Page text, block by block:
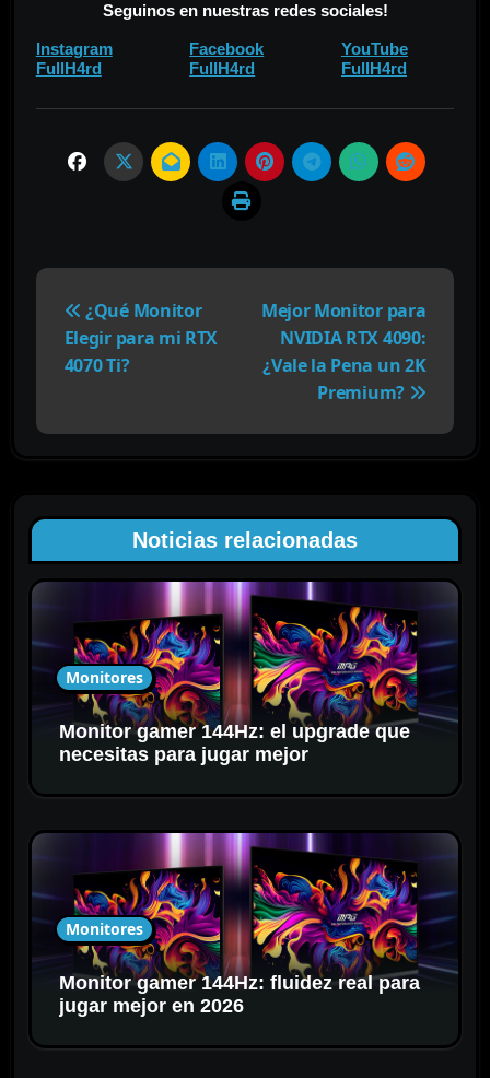
Seguinos en nuestras redes sociales!
Instagram
FullH4rd
Facebook
FullH4rd
YouTube
FullH4rd
N
n
e
e
n
t
a
s
¿Qué Monitor
Elegir para mi RTX
4070 Ti?
Mejor Monitor para
NVIDIA RTX 4090:
¿Vale la Pena un 2K
Premium?
Noticias relacionadas
Monitores
Monitor gamer 144Hz: el upgrade que
necesitas para jugar mejor
Monitores
Monitor gamer 144Hz: fluidez real para
jugar mejor en 2026